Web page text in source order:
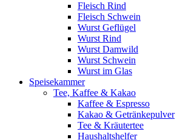
Fleisch Rind
Fleisch Schwein
Wurst Geflügel
Wurst Rind
Wurst Damwild
Wurst Schwein
Wurst im Glas
Speisekammer
Tee, Kaffee & Kakao
Kaffee & Espresso
Kakao & Getränkepulver
Tee & Kräutertee
Haushaltshelfer